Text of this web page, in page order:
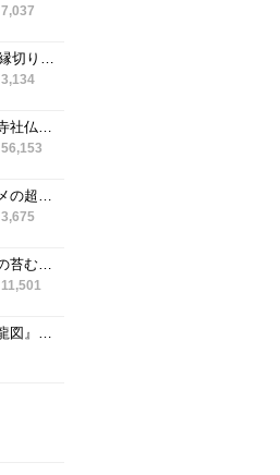
7,037
【2023京都桜】通称『縁切り神社』は行列必至☆参道の桜はまだつぼみ「安井金比羅宮」
3,134
知る人ぞ知る京都秘境寺社仏閣☆ジブリ映画モデル～“日本のピラミッド”禁足地【厳選６か所】
56,153
【保存版】京都オススメの超マニアック仏像☆開胸から釈迦顔～口から小仏像【厳選５件】
3,675
【京都秘境】鴨川源流の苔むした霊場☆ジブリ映画『もののけ姫』モデル寺院「志明院」
11,501
【建仁寺】阿吽の『双龍図』は圧巻の迫力！一見の価値あり♪【京都 祇園】